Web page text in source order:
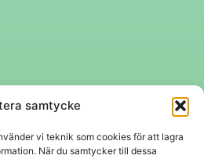
samtycke
vi teknik som cookies för att lagra
När du samtycker till dessa